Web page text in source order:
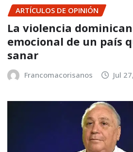
ARTÍCULOS DE OPINIÓN
La violencia
emocional de un país
sanar
Francomacorisanos Jul